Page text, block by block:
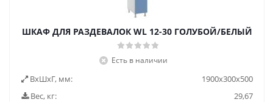
ШКАФ ДЛЯ РАЗДЕВАЛОК WL 12-30 ГОЛУБОЙ/БЕЛЫЙ
Есть в наличии
ВxШxГ, мм:
1900x300x500
Вес, кг:
29,67